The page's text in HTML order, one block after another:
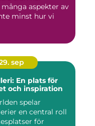
aspekter av
minst hur vi
sep
En plats för
och inspiration
spelar
en central roll
för